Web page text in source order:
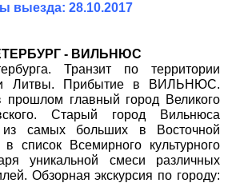
страховка
выезда: 28.10.2017
- ВИЛЬНЮС
Транзит по территории
и Литвы. Прибытие в ВИЛЬНЮС.
главный город Великого
Старый город Вильнюса
из самых больших в Восточной
список Всемирного культурного
уникальной смеси различных
Обзорная экскурсия по городу: